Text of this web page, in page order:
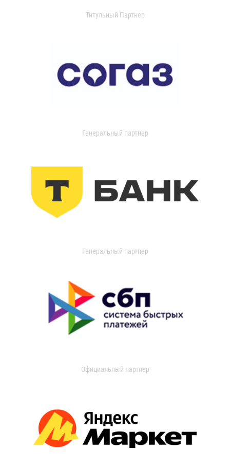
Титульный Партнер
Генеральный партнер
Генеральный партнер
Официальный партнер